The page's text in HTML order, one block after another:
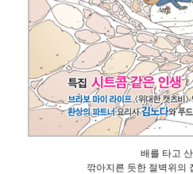
배를 타고
깎아지른 듯한 절벽위의